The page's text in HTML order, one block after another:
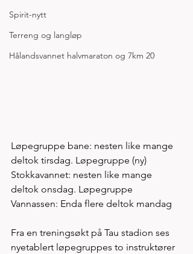
Spirit-nytt
Terreng og langløp
Hålandsvannet halvmaraton og 7km 20
Løpegruppe bane: nesten like mange
deltok tirsdag. Løpegruppe (ny)
Stokkavannet: nesten like mange
deltok onsdag. Løpegruppe
Vannassen: Enda flere deltok mandag
Fra en treningsøkt på Tau stadion ses
nyetablert løpegruppes to instruktører